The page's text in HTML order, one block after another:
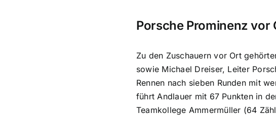
Porsche Prominenz vor
Zu den Zuschauern vor Ort
sowie Michael Dreiser, Leiter
Rennen nach sieben Runden mit
führt Andlauer mit 67 Punkten in
Teamkollege Ammermüller (64